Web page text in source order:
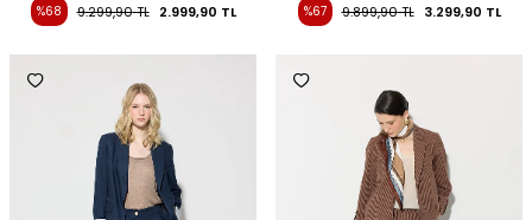
%68 9.299,90TL 2.999,90 TL %67 9.899,90TL 3.299,90 TL